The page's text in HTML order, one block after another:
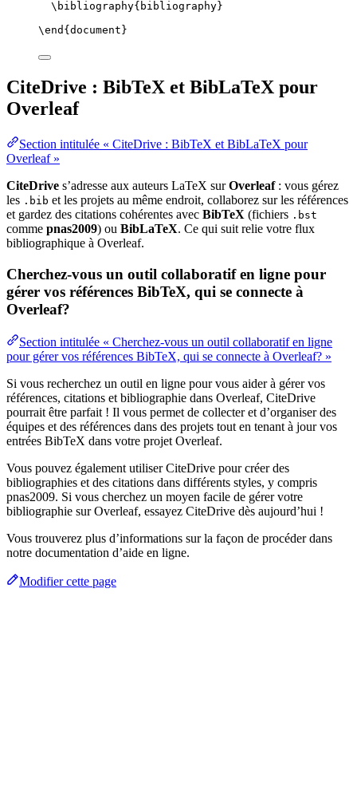
\bibliography{bibliography}
\end { document }
CiteDrive : BibTeX et BibLaTeX pour
Overleaf
Section intitulée « CiteDrive : BibTeX et BibLaTeX pour
Overleaf »
CiteDrive s’adresse aux auteurs LaTeX surOverleaf: vous gérez
les .bib et les projets au même endroit, collaborez sur les références
et gardez des citations cohérentes avec BibTeX (fichiers .bst
comme pnas2009) ou BibLaTeX. Ce qui suit relie votre flux
bibliographique à Overleaf.
Cherchez-vous un outil collaboratif en ligne pour
gérer vos références BibTeX, qui se connecte à
Overleaf?
Section intitulée « Cherchez-vous un outil collaboratif en ligne
pour gérer vos références BibTeX, qui se connecte à Overleaf? »
Si vous recherchez un outil en ligne pour vous aider à gérer vos
références, citations et bibliographie dans Overleaf, CiteDrive
pourrait être parfait ! Il vous permet de collecter et d’organiser des
équipes et des références dans des projets tout en tenant à jour vos
entrées BibTeX dans votre projet Overleaf.
Vous pouvez également utiliser CiteDrive pour créer des
bibliographies et des citations dans différents styles, y compris
pnas2009. Si vous cherchez un moyen facile de gérer votre
bibliographie sur Overleaf, essayez CiteDrive dès aujourd’hui !
Vous trouverez plus d’informations sur la façon de procéder dans
notre documentation d’aide en ligne.
Modifier cette page